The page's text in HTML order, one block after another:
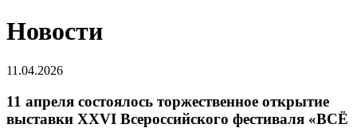
Новости
11.04.2026
11 апреля состоялось торжественное открытие
выставки XXVI Всероссийского фестиваля «ВСЁ